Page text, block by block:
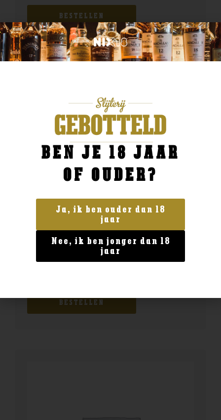
BESTELLEN
The Glenlivet Founder’s Reserve
BESTELLEN
BEN JE 18 JAAR
OF OUDER?
Ja, ik ben ouder dan 18
jaar
Nee, ik ben jonger dan 18
jaar